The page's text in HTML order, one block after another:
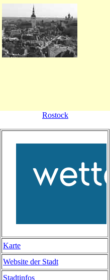
Rostock
Karte
Website der Stadt
Stadtinfos